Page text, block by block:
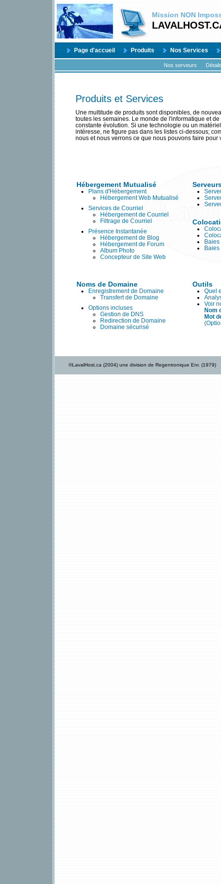
Mission NON
Page d'accueil Produits Nos Services
Nos serveurs
Produits et Services
Une multitude de produits sont disponibles, de
toutes les semaines. Le monde de l'informatique et
constante évolution. Si une technologie ou un
intéresse, ne figure pas dans les listes ci-dessous;
nous et nous verrons ce que nous pouvons faire pour
Hébergement Mutualisé
Plans d'Hébergement
Hébergement Web Mutualisé
Services de Courriel
Hébergement de Courriel
Filtrage de Courriel
Présence Instantanée
Hébergement de Blog
Hébergement de Forum
Album Photo
Concepteur de Site Web
Noms de Domaine
Enregistrement de Domaine
Transfert de Domaine
Options incluses
Gestion de DNS
Redirection de Domaine
Domaine sécurisé
Outils
Quel
Voir
Nom
Mot
©LavalHost.ca (2004) une division de Regentronique Enr. (1979)